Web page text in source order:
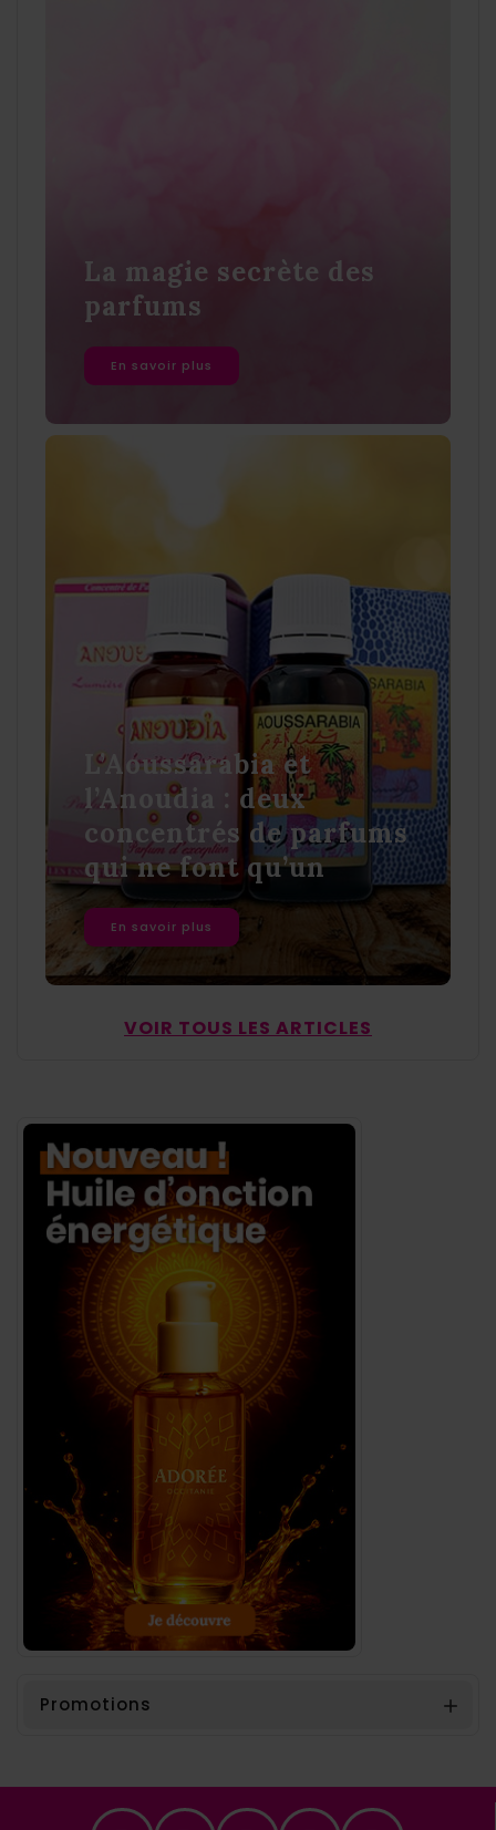
La magie secrète des
parfums
En savoir plus
L’Aoussarabia et
l’Anoudia : deux
concentrés de parfums
qui ne font qu’un
En savoir plus
VOIR TOUS LES ARTICLES
Promotions 